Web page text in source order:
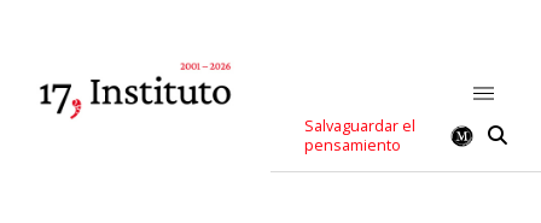
Salvaguardar el
pensamiento